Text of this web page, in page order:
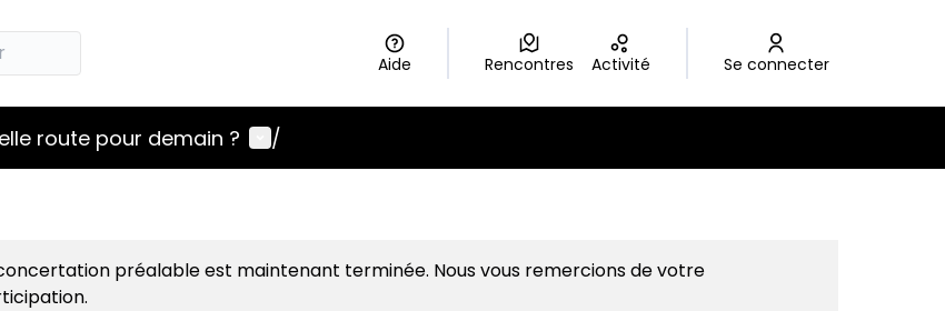
Aide Rencontres Activité Se connecter
route pour demain ? Menu utilisateur
/
préalable est maintenant terminée. Nous vous remercions de votre